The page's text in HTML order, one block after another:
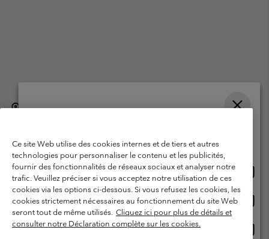
België (Nederlands) | English ›| français ›
Gebruiksvoorwaarden
Verkoopvoorwaarden
Garantie
Privacybeleid
Gebruiksvoorwaarden voor lidmaatschap
Voorwaarden voor door gebruikers gegenereerde inhoud
Impressum
Cookies
Ce site Web utilise des cookies internes et de tiers et autres
technologies pour personnaliser le contenu et les publicités,
fournir des fonctionnalités de réseaux sociaux et analyser notre
trafic. Veuillez préciser si vous acceptez notre utilisation de ces
cookies via les options ci-dessous. Si vous refusez les cookies, les
cookies strictement nécessaires au fonctionnement du site Web
seront tout de même utilisés. Cliquez ici pour plus de détails et
consulter notre Déclaration complète sur les cookies.
Online shoppen beschikbaar
United States
Belgium-English
Belgium-Français